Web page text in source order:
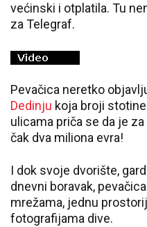
većinski i otplatila. Tu
za Telegraf.
Pevačica neretko
Dedinju koja broji
ulicama priča se da je
čak dva miliona evra!
I dok svoje dvorište,
dnevni boravak,
mrežama, jednu
fotografijama dive.